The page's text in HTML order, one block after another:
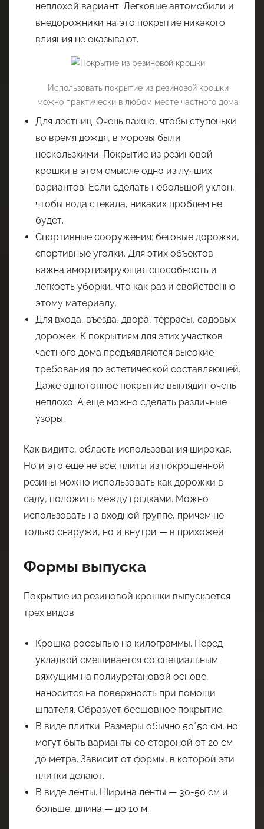
неплохой вариант. Легковые автомобили и
внедорожники на это покрытие никакого
влияния не оказывают.
Использовать покрытие из резиновой крошки
можно практически в любом месте частного дома
Для лестниц. Очень важно, чтобы ступеньки
во время дождя, в морозы были
нескользкими. Покрытие из резиновой
крошки в этом смысле одно из лучших
вариантов. Если сделать небольшой уклон,
чтобы вода стекала, никаких проблем не
будет.
Спортивные сооружения: беговые дорожки,
спортивные уголки. Для этих объектов
важна амортизирующая способность и
легкость уборки, что как раз и свойственно
этому материалу.
Для входа, въезда, двора, террасы, садовых
дорожек. К покрытиям для этих участков
частного дома предъявляются высокие
требования по эстетической составляющей.
Даже однотонное покрытие выглядит очень
неплохо. А еще можно сделать различные
узоры.
Как видите, область использования широкая.
Но и это еще не все: плиты из покрошенной
резины можно использовать как дорожки в
саду, положить между грядками. Можно
использовать на входной группе, причем не
только снаружи, но и внутри — в прихожей.
Формы выпуска
Покрытие из резиновой крошки выпускается
трех видов:
Крошка россыпью на килограммы. Перед
укладкой смешивается со специальным
вяжущим на полиуретановой основе,
наносится на поверхность при помощи
шпателя. Образует бесшовное покрытие.
В виде плитки. Размеры обычно 50*50 см, но
могут быть варианты со стороной от 20 см
до метра. Зависит от формы, в которой эти
плитки делают.
В виде ленты. Ширина ленты — 30-50 см и
больше, длина — до 10 м.